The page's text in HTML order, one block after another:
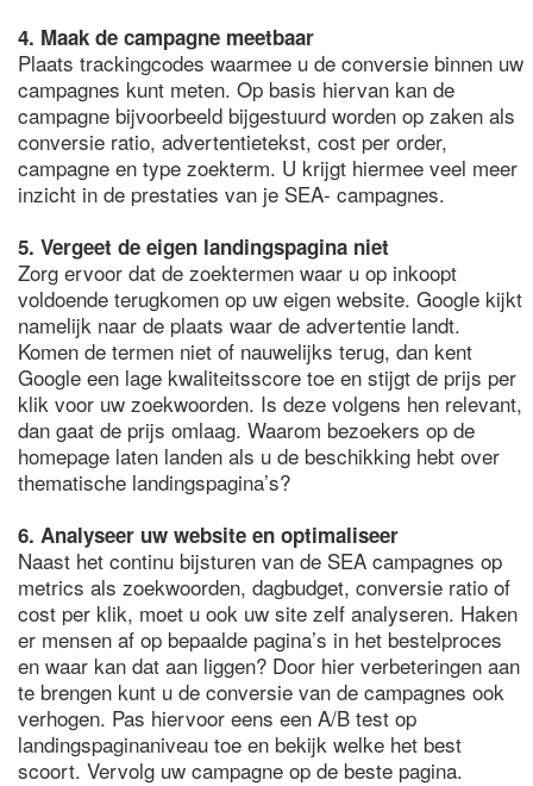
4. Maak de campagne meetbaar
Plaats trackingcodes waarmee u de conversie binnen uw
campagnes kunt meten. Op basis hiervan kan de
campagne bijvoorbeeld bijgestuurd worden op zaken als
conversie ratio, advertentietekst, cost per order,
campagne en type zoekterm. U krijgt hiermee veel meer
inzicht in de prestaties van je SEA- campagnes.
5. Vergeet de eigen landingspagina niet
Zorg ervoor dat de zoektermen waar u op inkoopt
voldoende terugkomen op uw eigen website. Google kijkt
namelijk naar de plaats waar de advertentie landt.
Komen de termen niet of nauwelijks terug, dan kent
Google een lage kwaliteitsscore toe en stijgt de prijs per
klik voor uw zoekwoorden. Is deze volgens hen relevant,
dan gaat de prijs omlaag. Waarom bezoekers op de
homepage laten landen als u de beschikking hebt over
thematische landingspagina’s?
6. Analyseer uw website en optimaliseer
Naast het continu bijsturen van de SEA campagnes op
metrics als zoekwoorden, dagbudget, conversie ratio of
cost per klik, moet u ook uw site zelf analyseren. Haken
er mensen af op bepaalde pagina’s in het bestelproces
en waar kan dat aan liggen? Door hier verbeteringen aan
te brengen kunt u de conversie van de campagnes ook
verhogen. Pas hiervoor eens een A/B test op
landingspaginaniveau toe en bekijk welke het best
scoort. Vervolg uw campagne op de beste pagina.